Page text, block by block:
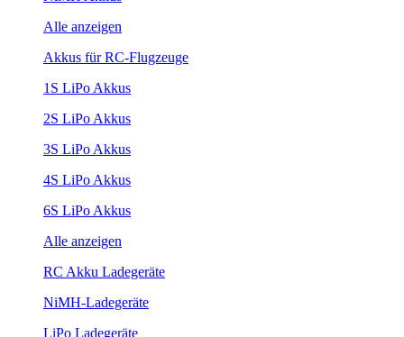
Alle anzeigen
Akkus für RC-Flugzeuge
1S LiPo Akkus
2S LiPo Akkus
3S LiPo Akkus
4S LiPo Akkus
6S LiPo Akkus
Alle anzeigen
RC Akku Ladegeräte
NiMH-Ladegeräte
LiPo Ladegeräte